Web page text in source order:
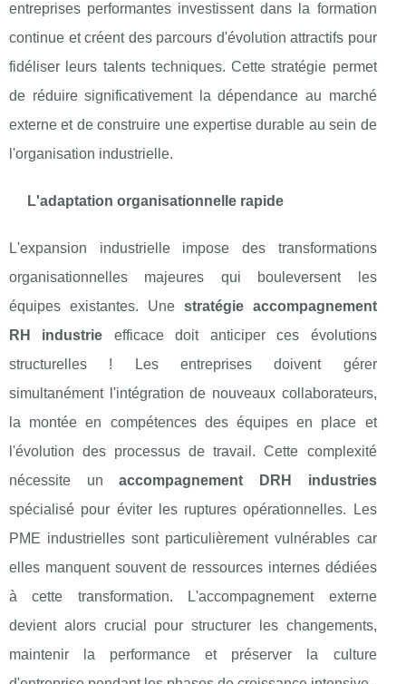
entreprises performantes investissent dans la formation
continue et créent des parcours d'évolution attractifs pour
fidéliser leurs talents techniques. Cette stratégie permet
de réduire significativement la dépendance au marché
externe et de construire une expertise durable au sein de
l'organisation industrielle.
L'adaptation organisationnelle rapide
L'expansion industrielle impose des transformations
organisationnelles majeures qui bouleversent les
équipes existantes. Une stratégie accompagnement
RH industrie efficace doit anticiper ces évolutions
structurelles ! Les entreprises doivent gérer
simultanément l'intégration de nouveaux collaborateurs,
la montée en compétences des équipes en place et
l'évolution des processus de travail. Cette complexité
nécessite unaccompagnement DRH industries
spécialisé pour éviter les ruptures opérationnelles. Les
PME industrielles sont particulièrement vulnérables car
elles manquent souvent de ressources internes dédiées
à cette transformation. L'accompagnement externe
devient alors crucial pour structurer les changements,
maintenir la performance et préserver la culture